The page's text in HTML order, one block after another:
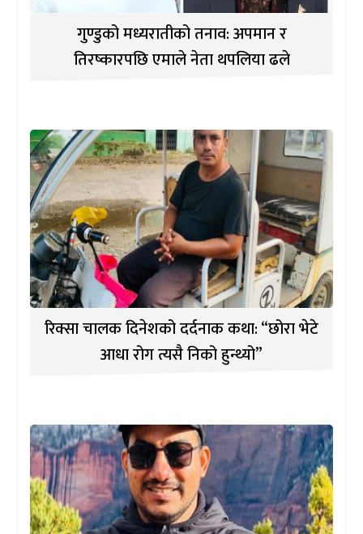
गुण्डुको मध्यरातीको तनाव: अपमान र
तिरष्कारपछि एमाले नेता थपलिया ढले
रिक्सा चालक दिनेशको दर्दनाक कथा: “छोरा भेटे
आधा रोग त्यसै निको हुन्थ्यो”